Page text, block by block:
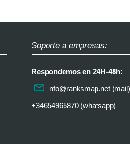
Soporte a empresas:
Respondemos en 24H-48h:
info@ranksmap.net (mail)
+34654965870 (whatsapp)